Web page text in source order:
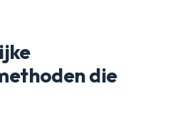
die